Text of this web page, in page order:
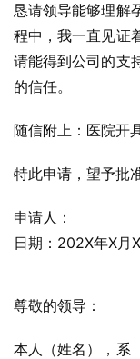
恳请领导能够理解
程中，我一直见证
请能得到公司的支
的信任。
随信附上：医院开
特此申请，望予批准
申请人：
日期：202X年X月
尊敬的领导：
本人（姓名），系